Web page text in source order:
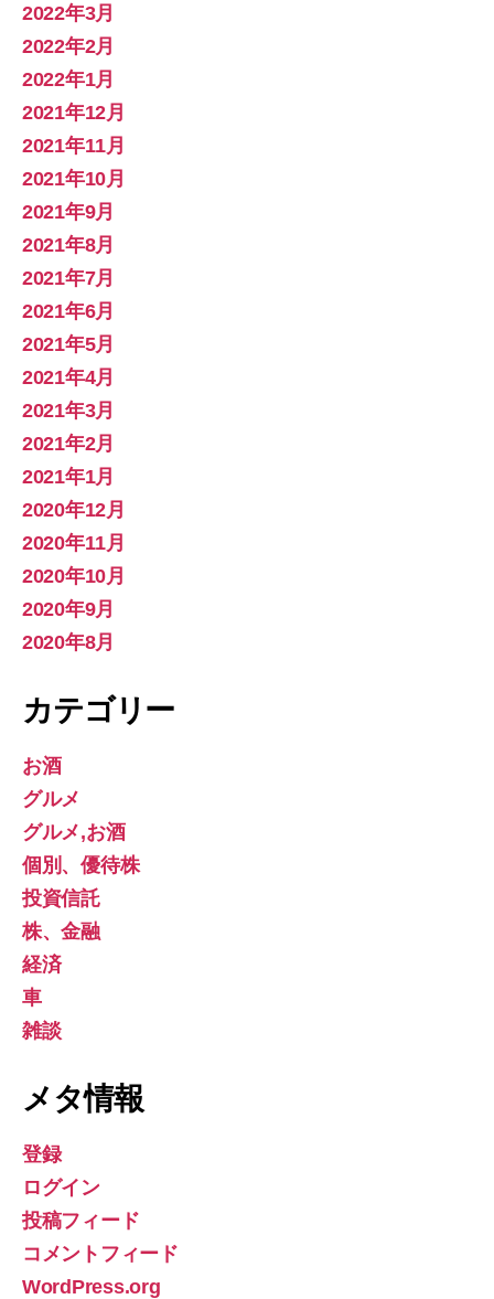
2022年3月
2022年2月
2022年1月
2021年12月
2021年11月
2021年10月
2021年9月
2021年8月
2021年7月
2021年6月
2021年5月
2021年4月
2021年3月
2021年2月
2021年1月
2020年12月
2020年11月
2020年10月
2020年9月
2020年8月
カテゴリー
お酒
グルメ
グルメ,お酒
個別、優待株
投資信託
株、金融
経済
車
雑談
メタ情報
登録
ログイン
投稿フィード
コメントフィード
WordPress.org